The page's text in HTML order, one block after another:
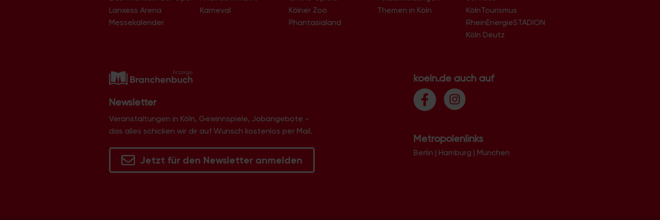
Lanxess Arena
Messekalender
Karneval
Kölner Zoo
Phantasialand
Themen in Köln
KölnTourismus
RheinEnergieSTADION
Köln Deutz
Newsletter
Veranstaltungen in Köln, Gewinnspiele, Jobangebote -
das alles schicken wir dir auf Wunsch kostenlos per Mail.
Jetzt für den Newsletter anmelden
koeln.de auch auf
Metropolenlinks
Berlin | Hamburg | München